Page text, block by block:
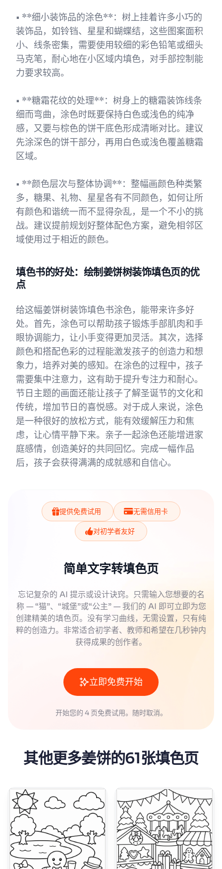
• **细小装饰品的涂色**：树上挂着许多小巧的
装饰品，如铃铛、星星和蝴蝶结，这些图案面积
小、线条密集，需要使用较细的彩色铅笔或细头
马克笔，耐心地在小区域内填色，对手部控制能
力要求较高。
• **糖霜花纹的处理**：树身上的糖霜装饰线条
细而弯曲，涂色时既要保持白色或浅色的纯净
感，又要与棕色的饼干底色形成清晰对比。建议
先涂深色的饼干部分，再用白色或浅色覆盖糖霜
区域。
• **颜色层次与整体协调**：整幅画颜色种类繁
多，糖果、礼物、星星各有不同颜色，如何让所
有颜色和谐统一而不显得杂乱，是一个不小的挑
战。建议提前规划好整体配色方案，避免相邻区
域使用过于相近的颜色。
填色书的好处：绘制姜饼树装饰填色页的优
点
给这幅姜饼树装饰填色书涂色，能带来许多好
处。首先，涂色可以帮助孩子锻炼手部肌肉和手
眼协调能力，让小手变得更加灵活。其次，选择
颜色和搭配色彩的过程能激发孩子的创造力和想
象力，培养对美的感知。在涂色的过程中，孩子
需要集中注意力，这有助于提升专注力和耐心。
节日主题的画面还能让孩子了解圣诞节的文化和
传统，增加节日的喜悦感。对于成人来说，涂色
是一种很好的放松方式，能有效缓解压力和焦
虑，让心情平静下来。亲子一起涂色还能增进家
庭感情，创造美好的共同回忆。完成一幅作品
后，孩子会获得满满的成就感和自信心。
提供免费试用 无需信用卡
对初学者友好
简单文字转填色页
忘记复杂的 AI 提示或设计诀窍。只需输入您想要的名
称 — “猫”、“城堡”或“公主” — 我们的 AI 即可立即为您
创建精美的填色页。没有学习曲线，无需设置，只有纯
粹的创造力。非常适合初学者、教师和希望在几秒钟内
获得成果的创作者。
立即免费开始
开始您的 4 页免费试用。随时取消。
其他更多姜饼的61张填色页